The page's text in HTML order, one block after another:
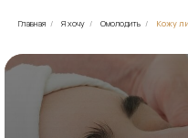
Главная / Я хочу / Омолодить / Кожу